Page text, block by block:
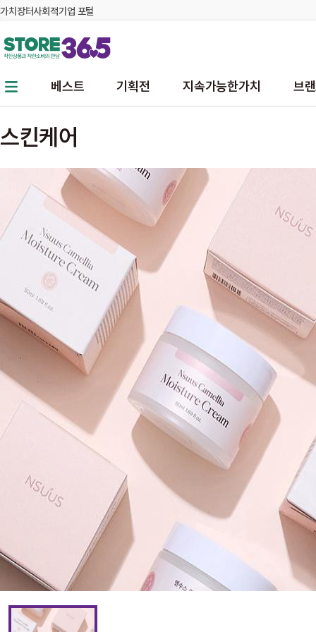
본문 바로가기 주메뉴 바로가기
가치장터사회적기업 포털
베스트 기획전 지속가능한가치 브
스킨케어